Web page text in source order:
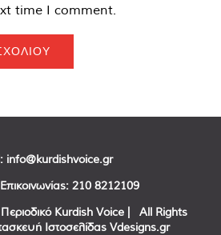
time I comment.
info@kurdishvoice.gr
210 8212109
Kurdish Voice | All Rights
Ιστοσελίδας Vdesigns.gr